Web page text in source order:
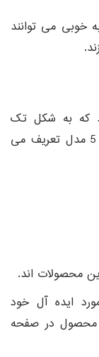
خوبی می توانند
که به شکل تک
ورودی و دو ورودی طراحی شده اند که در 5 مدل تعریف می
ایده آل خود
محصول در صفحه